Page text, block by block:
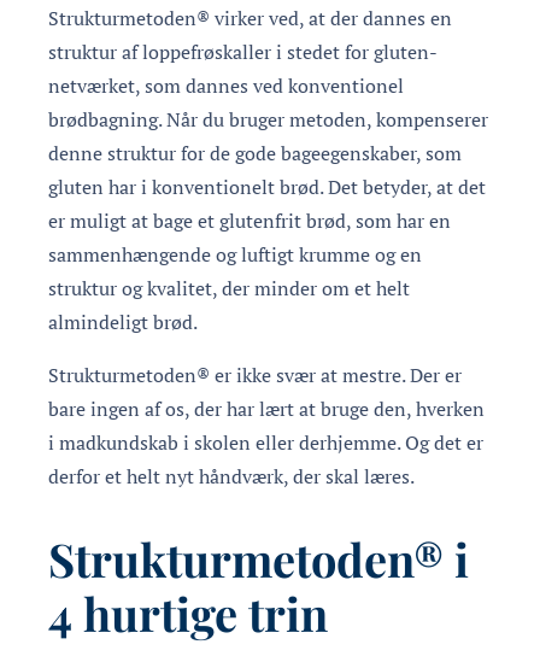
Strukturmetoden® virker ved, at der dannes en
struktur af loppefrøskaller i stedet for gluten-
netværket, som dannes ved konventionel
brødbagning. Når du bruger metoden, kompenserer
denne struktur for de gode bageegenskaber, som
gluten har i konventionelt brød. Det betyder, at det
er muligt at bage et glutenfrit brød, som har en
sammenhængende og luftigt krumme og en
struktur og kvalitet, der minder om et helt
almindeligt brød.
Strukturmetoden® er ikke svær at mestre. Der er
bare ingen af os, der har lært at bruge den, hverken
i madkundskab i skolen eller derhjemme. Og det er
derfor et helt nyt håndværk, der skal læres.
Strukturmetoden® i
4 hurtige trin